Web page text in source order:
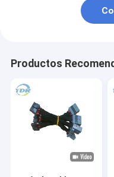
Productos